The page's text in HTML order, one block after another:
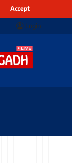
Accept
Login